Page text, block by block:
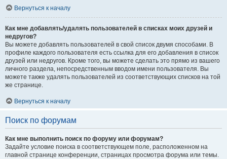
Вернуться к началу
Как мне добавлять/удалять пользователей в списках моих друзей и
недругов?
Вы можете добавлять пользователей в свой список двумя способами. В
профиле каждого пользователя есть ссылка для его добавления в список
друзей или недругов. Кроме того, вы можете сделать это прямо из вашего
личного раздела, непосредственным вводом имени пользователя. Вы
можете также удалять пользователей из соответствующих списков на той
же странице.
Вернуться к началу
Поиск по форумам
Как мне выполнить поиск по форуму или форумам?
Задайте условие поиска в соответствующем поле, расположенном на
главной странице конференции, страницах просмотра форума или темы.